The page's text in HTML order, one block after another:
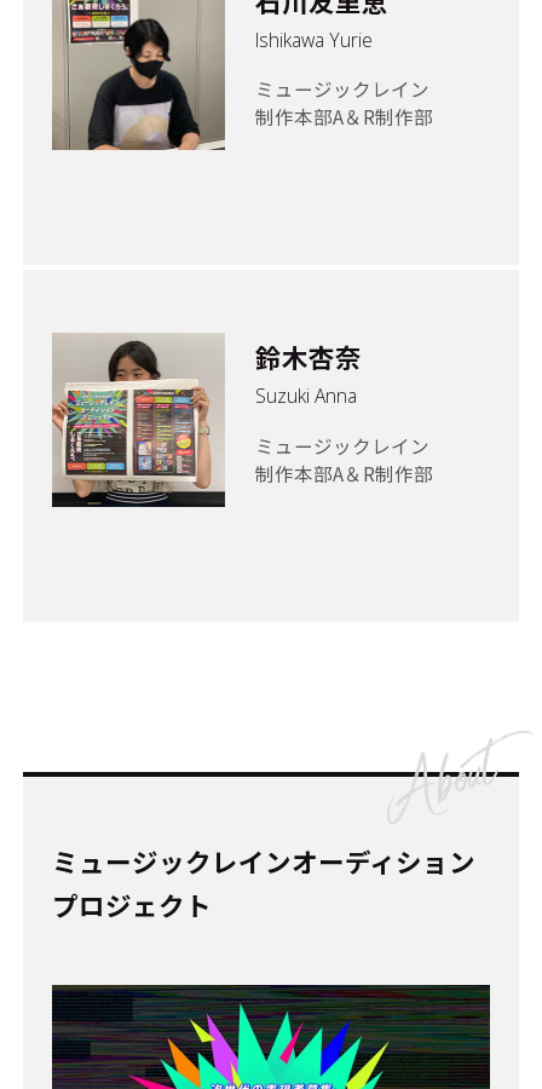
Ishikawa Yurie
ミュージックレイン
制作本部A＆R制作部
鈴木杏奈
Suzuki Anna
ミュージックレイン
制作本部A＆R制作部
ミュージックレインオーディション
プロジェクト